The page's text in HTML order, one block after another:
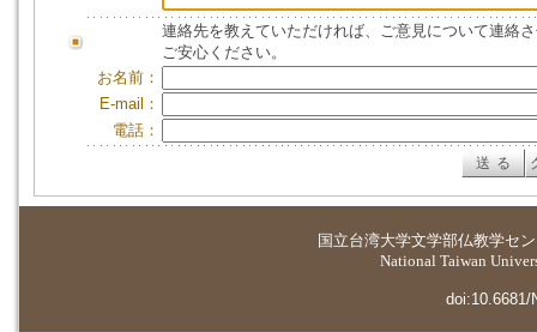
連絡先を教えていただければ、ご意見について連絡
ご安心ください。
お名前：
E-mail：
電話：
国立台湾大学文学部仏教学セ
National Taiwan
doi:10.6681/